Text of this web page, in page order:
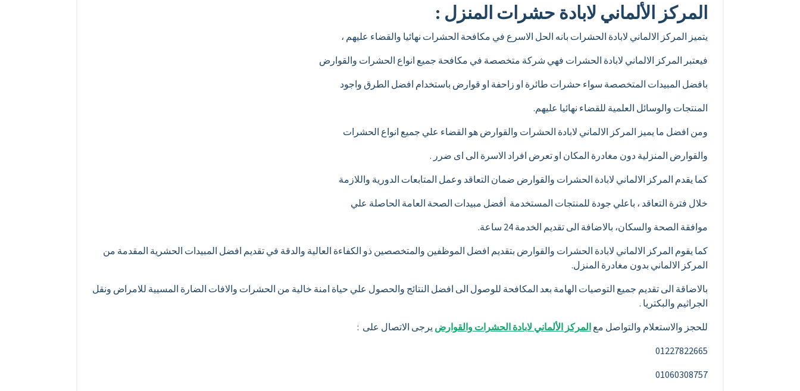
المركز الألماني لابادة حشرات المنزل :
يتميز المركز الالماني لابادة الحشرات بانه الحل الاسرع في مكافحة الحشرات نهائيا والقضاء عليهم ،
فيعتبر المركز الالماني لابادة الحشرات فهي شركة متخصصة في مكافحة جميع انواع الحشرات والقوارض
بافضل المبيدات المتخصصة سواء حشرات طائرة او زاحفة او قوارض باستخدام افضل الطرق واجود
المنتجات والوسائل العلمية للقضاء نهائيا عليهم.
ومن افضل ما يميز المركز الالماني لابادة الحشرات والقوارض هو القضاء علي جميع انواع الحشرات
والقوارض المنزلية دون مغادرة المكان او تعرض افراد الاسرة الى اى ضرر .
كما يقدم المركز الالماني لابادة الحشرات والقوارض ضمان التعاقد وعمل المتابعات الدورية واللازمة
خلال فترة التعاقد ، باعلي جودة للمنتجات المستخدمة أفضل مبيدات الصحة العامة الحاصلة علي
موافقة الصحة والسكان، بالاضافة الى تقديم الخدمة 24 ساعة.
كما يقوم المركز الالماني لابادة الحشرات والقوارض بتقديم افضل الموظفين والمتخصصين ذو الكفاءة العالية والدقة في تقديم افضل المبيدات الحشرية المقدمة من
المركز الالماني بدون مغادرة المنزل.
بالاضاقة الى تقديم جميع التوصيات الهامة بعد المكافحة للوصول الى افضل النتائج والحصول علي حياة امنة خالية من الحشرات والافات الضارة المسيية للامراض ونقل
الجراثيم والبكتريا .
للحجز والاستعلام والتواصل مع المركز الألماني لابادة الحشرات والقوارض يرجى الاتصال على :
01227822665
01060308757